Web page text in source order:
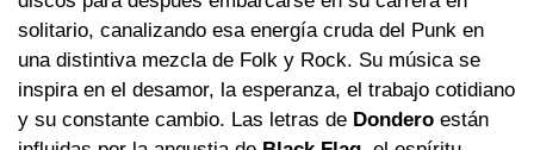
solitario, canalizando esa energía cruda del Punk en
una distintiva mezcla de Folk y Rock. Su música se
inspira en el desamor, la esperanza, el trabajo cotidiano
y su constante cambio. Las letras de Dondero están